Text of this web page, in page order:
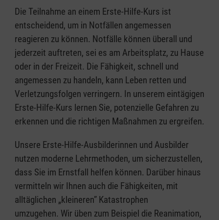
Die Teilnahme an einem Erste-Hilfe-Kurs ist
entscheidend, um in Notfällen angemessen
reagieren zu können. Notfälle können überall und
jederzeit auftreten, sei es am Arbeitsplatz, zu Hause
oder in der Freizeit. Die Fähigkeit, schnell und
angemessen zu handeln, kann Leben retten und
Verletzungsfolgen verringern. In unserem eintägigen
Erste-Hilfe-Kurs lernen Sie, potenzielle Gefahren zu
erkennen und die richtigen Maßnahmen zu ergreifen.
Unsere Erste-Hilfe-Ausbilderinnen und Ausbilder
nutzen moderne Lehrmethoden, um sicherzustellen,
dass Sie im Ernstfall helfen können. Darüber hinaus
vermitteln wir Ihnen auch die Fähigkeiten, mit
alltäglichen „kleineren” Katastrophen
umzugehen. Wir üben zum Beispiel die Reanimation,